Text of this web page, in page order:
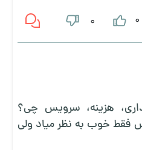
0
0
هزینه، سرویس چی؟
فقط خوب به نظر میاد ولی